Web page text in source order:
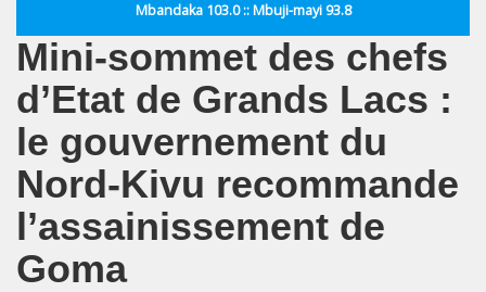
Mbandaka 103.0 :: Mbuji-mayi 93.8
Mini-sommet des chefs
d’Etat de Grands Lacs :
le gouvernement du
Nord-Kivu recommande
l’assainissement de
Goma